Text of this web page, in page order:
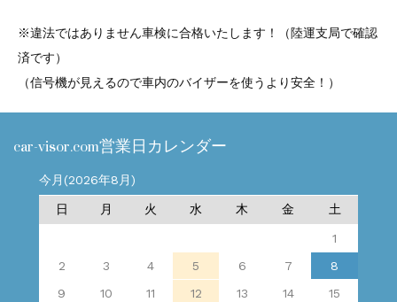
※違法ではありません車検に合格いたします！（陸運支局で確認
済です）
（信号機が見えるので車内のバイザーを使うより安全！）
car-visor.com営業日カレンダー
今月(2026年8月)
日 月 火 水 木 金 土
1
2
3 4 5 6 7
8
9
10 11 12 13 14
15